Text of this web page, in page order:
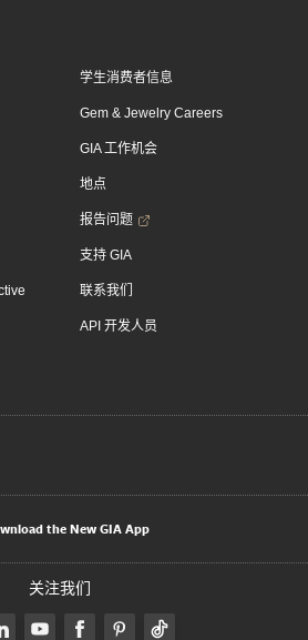
学生消费者信息
Gem & Jewelry Careers
GIA 工作机会
地点
报告问题
支持 GIA
联系我们
API 开发人员
the New GIA App
关注我们